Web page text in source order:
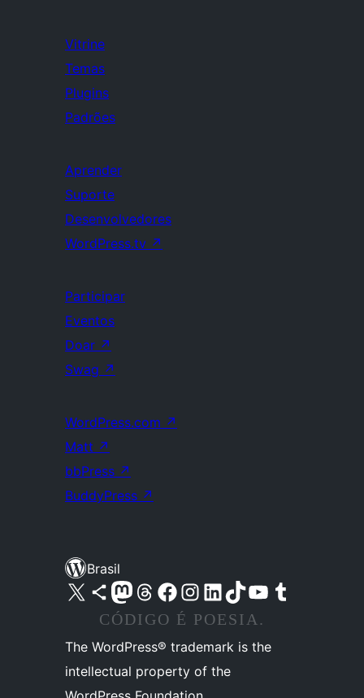
Vitrine
Temas
Plugins
Padrões
Aprender
Suporte
Desenvolvedores
WordPress.tv ↗
Participar
Eventos
Doar ↗
Swag ↗
WordPress.com ↗
Matt ↗
bbPress ↗
BuddyPress ↗
Brasil
Acessar nossa conta do X (antigo Twitter)
Acessar nossa conta do Bluesky
Acessar nossa conta do Mastodon
Acessar nossa conta do Threads
Acessar nossa página do Facebook
Acessar nossa conta do Instagram
Acessar nossa conta do LinkedIn
Acessar nossa conta do TikTok
Acessar nosso canal do YouTube
Acessar nossa conta no Tumblr
CÓDIGO É POESIA.
The WordPress® trademark is the
intellectual property of the